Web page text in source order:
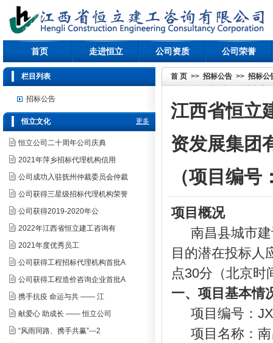
首页 走进恒立 公司资质 公司荣誉
首 页 >> 招标公告 >> 招标公
2024年-2026年度年报审计项
JXHL2024-GK1101）公开招
江西省恒立
资发展集团
（项目编
项目概况
南昌县城市
目 的潜在投标人
点30分（北京时
一、项目基本情
项目编号：
项目名称：
栏目列表
招标公告
更多
恒立文化
恒立公司二十周年公司庆典
2021年萍乡招标代理机构信用
公司成功入驻抚州仲裁委员会仲裁
公司获得三星级招标代理机构荣誉
公司获得2019-2020年公
2022年江西省恒立建工咨询有
2021年度优秀员工
公司获得工程招标代理机构首批A
公司获得工程造价咨询企业首批A
携手抗疫 命运与共 —— 江
献爱心 助成长 —— 恒立公司
“风雨同路、携手共赢”---2